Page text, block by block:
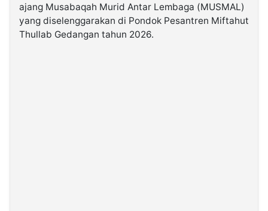
Kabarbaru.co
2026
ajang Musabaqah Murid Antar Lembaga (MUSMAL)
yang diselenggarakan di Pondok Pesantren Miftahut
Thullab Gedangan tahun 2026.